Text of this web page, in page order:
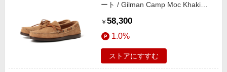
ート / Gilman Camp Moc Khaki
6.5
￥ 58,300
1.0%
ストアにすすむ